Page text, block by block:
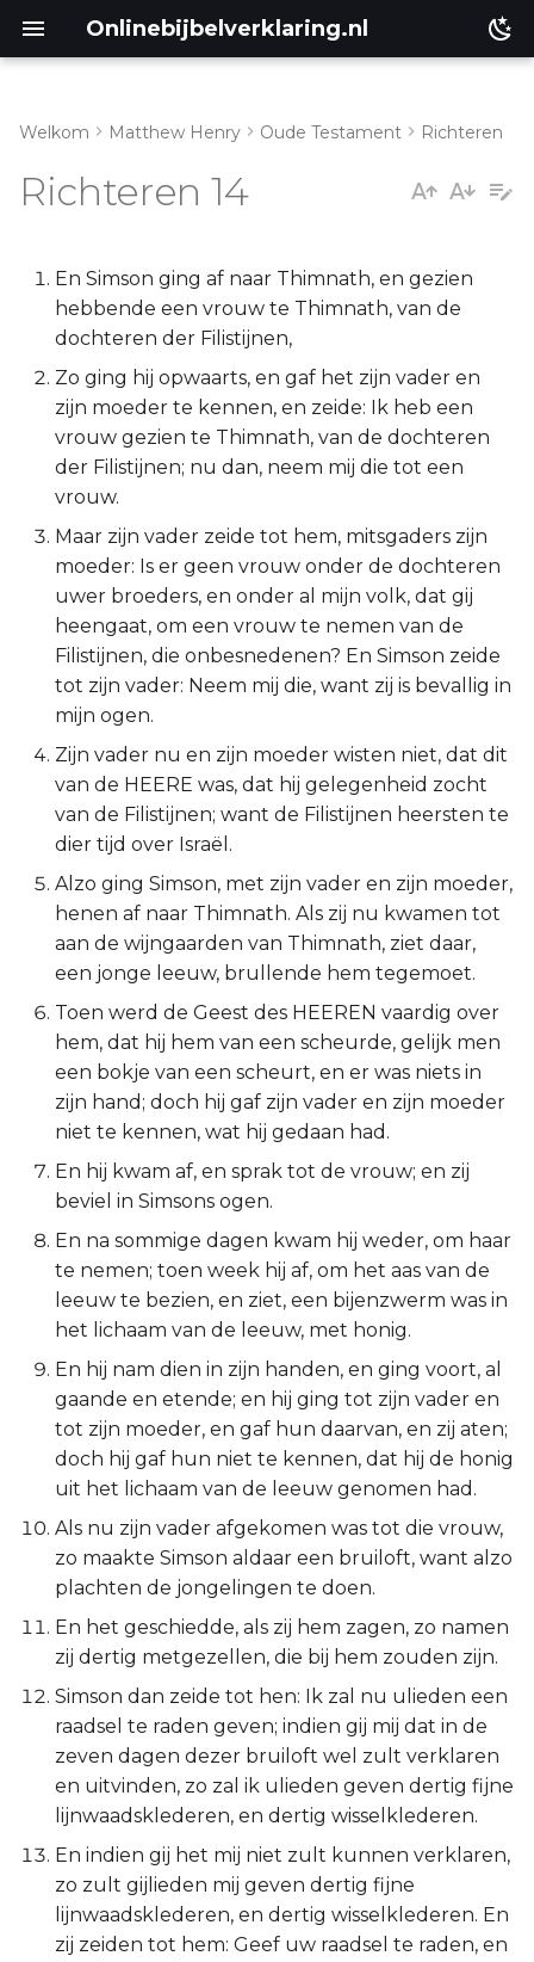
Onlinebijbelverklaring.nl
Richteren 14:10-20
Lukas
Johannes
Handelingen
Romeinen
2 Korinthe
Galaten
Éfeze
Filipenzen
Kolossenzen
2 Thessalonicenzen
1 Timótheüs
2 Timótheüs
Titus
Hebreeën
Jakobus
1 Petrus
2 Petrus
1 Johannes
3 Johannes
Judas
Openbaring
Welkom Matthew Henry Oude Testament Richteren
Richteren 14
En Simson ging af naar Thimnath, en gezien
hebbende een vrouw te Thimnath, van de
dochteren der Filistijnen,
Zo ging hij opwaarts, en gaf het zijn vader en
zijn moeder te kennen, en zeide: Ik heb een
vrouw gezien te Thimnath, van de dochteren
der Filistijnen; nu dan, neem mij die tot een
vrouw.
Maar zijn vader zeide tot hem, mitsgaders zijn
moeder: Is er geen vrouw onder de dochteren
uwer broeders, en onder al mijn volk, dat gij
heengaat, om een vrouw te nemen van de
Filistijnen, die onbesnedenen? En Simson zeide
tot zijn vader: Neem mij die, want zij is bevallig in
mijn ogen.
Zijn vader nu en zijn moeder wisten niet, dat dit
van de HEERE was, dat hij gelegenheid zocht
van de Filistijnen; want de Filistijnen heersten te
dier tijd over Israël.
Alzo ging Simson, met zijn vader en zijn moeder,
henen af naar Thimnath. Als zij nu kwamen tot
aan de wijngaarden van Thimnath, ziet daar,
een jonge leeuw, brullende hem tegemoet.
Toen werd de Geest des HEEREN vaardig over
hem, dat hij hem van een scheurde, gelijk men
een bokje van een scheurt, en er was niets in
zijn hand; doch hij gaf zijn vader en zijn moeder
niet te kennen, wat hij gedaan had.
En hij kwam af, en sprak tot de vrouw; en zij
beviel in Simsons ogen.
En na sommige dagen kwam hij weder, om haar
te nemen; toen week hij af, om het aas van de
leeuw te bezien, en ziet, een bijenzwerm was in
het lichaam van de leeuw, met honig.
En hij nam dien in zijn handen, en ging voort, al
gaande en etende; en hij ging tot zijn vader en
tot zijn moeder, en gaf hun daarvan, en zij aten;
doch hij gaf hun niet te kennen, dat hij de honig
uit het lichaam van de leeuw genomen had.
Als nu zijn vader afgekomen was tot die vrouw,
zo maakte Simson aldaar een bruiloft, want alzo
plachten de jongelingen te doen.
En het geschiedde, als zij hem zagen, zo namen
zij dertig metgezellen, die bij hem zouden zijn.
Simson dan zeide tot hen: Ik zal nu ulieden een
raadsel te raden geven; indien gij mij dat in de
zeven dagen dezer bruiloft wel zult verklaren
en uitvinden, zo zal ik ulieden geven dertig fijne
lijnwaadsklederen, en dertig wisselklederen.
En indien gij het mij niet zult kunnen verklaren,
zo zult gijlieden mij geven dertig fijne
lijnwaadsklederen, en dertig wisselklederen. En
zij zeiden tot hem: Geef uw raadsel te raden, en